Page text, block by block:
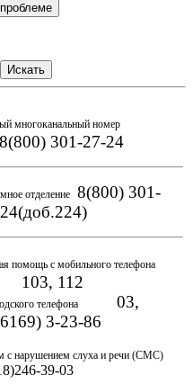
Искать
многоканальный номер
301-27-24
отделение 8(800) 301-
помощь с мобильного телефона
112
телефона
03,
3-23-86
с нарушением слуха и речи (СМС)
39-03